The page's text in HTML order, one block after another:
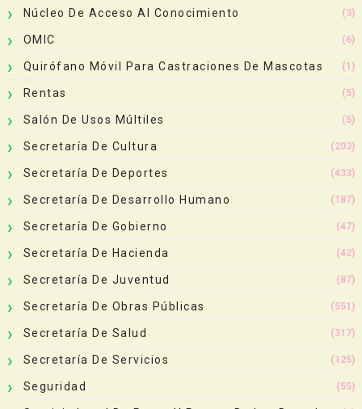
Núcleo De Acceso Al Conocimiento (3)
OMIC (6)
Quirófano Móvil Para Castraciones De Mascotas (1)
Rentas (5)
Salón De Usos Múltiles (5)
Secretaría De Cultura (203)
Secretaría De Deportes (433)
Secretaría De Desarrollo Humano (187)
Secretaría De Gobierno (47)
Secretaría De Hacienda (42)
Secretaría De Juventud (87)
Secretaría De Obras Públicas (551)
Secretaría De Salud (317)
Secretaría De Servicios (125)
Seguridad (55)